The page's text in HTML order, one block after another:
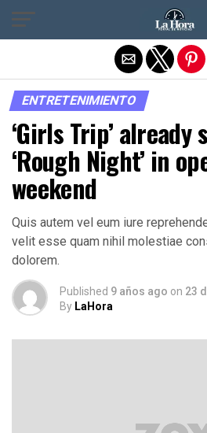
ENTRETENIMIENTO
‘Girls Trip’ already
‘Rough Night’ in
weekend
Quis autem vel eum iure
velit esse quam nihil molestiae
dolorem.
Published 9 años ago on 23
By LaHora
Salir de la